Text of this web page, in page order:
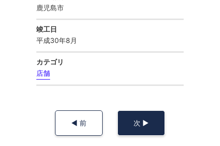
マンション・共同住宅
保育園
鹿児島市
竣工日
平成30年8月
カテゴリ
店舗
◀︎ 前 次 ▶︎